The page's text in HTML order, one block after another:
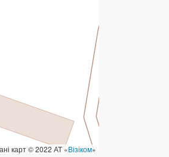
карт © 2022 АТ «Візіком»